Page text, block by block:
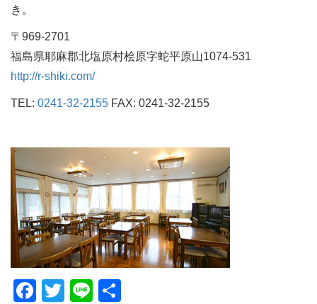
き。
〒969-2701
福島県耶麻郡北塩原村桧原字蛇平原山1074-531
http://r-shiki.com/
TEL: 0241-32-2155 FAX: 0241-32-2155
F
T
Li